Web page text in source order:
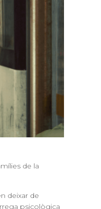
de la
deixar de
psicològica